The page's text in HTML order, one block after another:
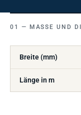
MASSE UND
Breite (mm)
Länge in m